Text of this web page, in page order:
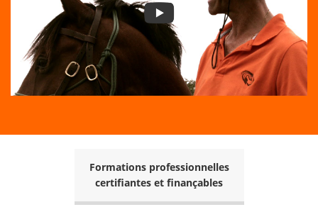
Formations professionnelles
certifiantes et finançables